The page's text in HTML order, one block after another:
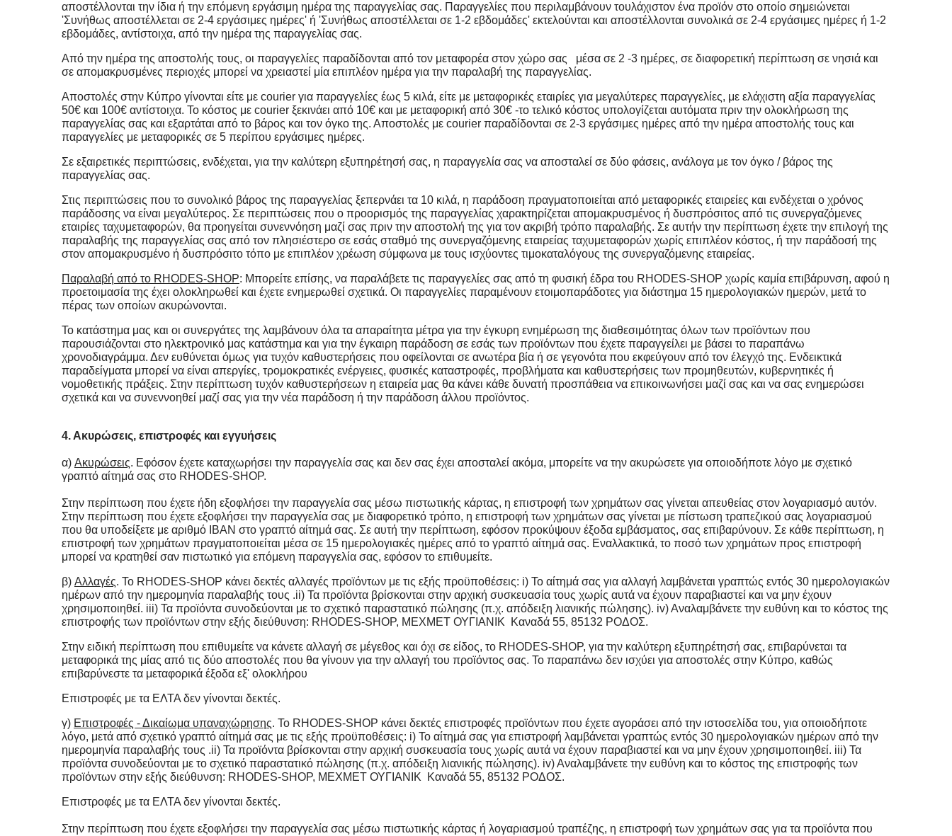
αποστέλλονται την ίδια ή την επόμενη εργάσιμη ημέρα της παραγγελίας σας. Παραγγελίες που περιλαμβάνουν τουλάχιστον ένα προϊόν στο οποίο σημειώνεται
'Συνήθως αποστέλλεται σε 2-4 εργάσιμες ημέρες' ή 'Συνήθως αποστέλλεται σε 1-2 εβδομάδες' εκτελούνται και αποστέλλονται συνολικά σε 2-4 εργάσιμες ημέρες ή 1-2
εβδομάδες, αντίστοιχα, από την ημέρα της παραγγελίας σας.
Από την ημέρα της αποστολής τους, οι παραγγελίες παραδίδονται από τον μεταφορέα στον χώρο σας μέσα σε 2 -3 ημέρες, σε διαφορετική περίπτωση σε νησιά και
σε απομακρυσμένες περιοχές μπορεί να χρειαστεί μία επιπλέον ημέρα για την παραλαβή της παραγγελίας.
Αποστολές στην Κύπρο γίνονται είτε με courier για παραγγελίες έως 5 κιλά, είτε με μεταφορικές εταιρίες για μεγαλύτερες παραγγελίες, με ελάχιστη αξία παραγγελίας
50€ και 100€ αντίστοιχα. Το κόστος με courier ξεκινάει από 10€ και με μεταφορική από 30€ -το τελικό κόστος υπολογίζεται αυτόματα πριν την ολοκλήρωση της
παραγγελίας σας και εξαρτάται από το βάρος και τον όγκο της. Αποστολές με courier παραδίδονται σε 2-3 εργάσιμες ημέρες από την ημέρα αποστολής τους και
παραγγελίες με μεταφορικές σε 5 περίπου εργάσιμες ημέρες.
Σε εξαιρετικές περιπτώσεις, ενδέχεται, για την καλύτερη εξυπηρέτησή σας, η παραγγελία σας να αποσταλεί σε δύο φάσεις, ανάλογα με τον όγκο / βάρος της
παραγγελίας σας.
Στις περιπτώσεις που το συνολικό βάρος της παραγγελίας ξεπερνάει τα 10 κιλά, η παράδοση πραγματοποιείται από μεταφορικές εταιρείες και ενδέχεται ο χρόνος
παράδοσης να είναι μεγαλύτερος. Σε περιπτώσεις που ο προορισμός της παραγγελίας χαρακτηρίζεται απομακρυσμένος ή δυσπρόσιτος από τις συνεργαζόμενες
εταιρίες ταχυμεταφορών, θα προηγείται συνεννόηση μαζί σας πριν την αποστολή της για τον ακριβή τρόπο παραλαβής. Σε αυτήν την περίπτωση έχετε την επιλογή της
παραλαβής της παραγγελίας σας από τον πλησιέστερο σε εσάς σταθμό της συνεργαζόμενης εταιρείας ταχυμεταφορών χωρίς επιπλέον κόστος, ή την παράδοσή της
στον απομακρυσμένο ή δυσπρόσιτο τόπο με επιπλέον χρέωση σύμφωνα με τους ισχύοντες τιμοκαταλόγους της συνεργαζόμενης εταιρείας.
Παραλαβή από το RHODES-SHOP: Μπορείτε επίσης, να παραλάβετε τις παραγγελίες σας από τη φυσική έδρα του RHODES-SHOP χωρίς καμία επιβάρυνση, αφού η
προετοιμασία της έχει ολοκληρωθεί και έχετε ενημερωθεί σχετικά. Οι παραγγελίες παραμένουν ετοιμοπαράδοτες για διάστημα 15 ημερολογιακών ημερών, μετά το
πέρας των οποίων ακυρώνονται.
Το κατάστημα μας και οι συνεργάτες της λαμβάνουν όλα τα απαραίτητα μέτρα για την έγκυρη ενημέρωση της διαθεσιμότητας όλων των προϊόντων που
παρουσιάζονται στο ηλεκτρονικό μας κατάστημα και για την έγκαιρη παράδοση σε εσάς των προϊόντων που έχετε παραγγείλει με βάσει το παραπάνω
χρονοδιαγράμμα. Δεν ευθύνεται όμως για τυχόν καθυστερήσεις που οφείλονται σε ανωτέρα βία ή σε γεγονότα που εκφεύγουν από τον έλεγχό της. Ενδεικτικά
παραδείγματα μπορεί να είναι απεργίες, τρομοκρατικές ενέργειες, φυσικές καταστροφές, προβλήματα και καθυστερήσεις των προμηθευτών, κυβερνητικές ή
νομοθετικής πράξεις. Στην περίπτωση τυχόν καθυστερήσεων η εταιρεία μας θα κάνει κάθε δυνατή προσπάθεια να επικοινωνήσει μαζί σας και να σας ενημερώσει
σχετικά και να συνεννοηθεί μαζί σας για την νέα παράδοση ή την παράδοση άλλου προϊόντος.
4. Ακυρώσεις, επιστροφές και εγγυήσεις
α) Ακυρώσεις. Εφόσον έχετε καταχωρήσει την παραγγελία σας και δεν σας έχει αποσταλεί ακόμα, μπορείτε να την ακυρώσετε για οποιοδήποτε λόγο με σχετικό
γραπτό αίτημά σας στο RHODES-SHOP.
Στην περίπτωση που έχετε ήδη εξοφλήσει την παραγγελία σας μέσω πιστωτικής κάρτας, η επιστροφή των χρημάτων σας γίνεται απευθείας στον λογαριασμό αυτόν.
Στην περίπτωση που έχετε εξοφλήσει την παραγγελία σας με διαφορετικό τρόπο, η επιστροφή των χρημάτων σας γίνεται με πίστωση τραπεζικού σας λογαριασμού
που θα υποδείξετε με αριθμό IBAN στο γραπτό αίτημά σας. Σε αυτή την περίπτωση, εφόσον προκύψουν έξοδα εμβάσματος, σας επιβαρύνουν. Σε κάθε περίπτωση, η
επιστροφή των χρημάτων πραγματοποιείται μέσα σε 15 ημερολογιακές ημέρες από το γραπτό αίτημά σας. Εναλλακτικά, το ποσό των χρημάτων προς επιστροφή
μπορεί να κρατηθεί σαν πιστωτικό για επόμενη παραγγελία σας, εφόσον το επιθυμείτε.
β) Αλλαγές. Το RHODES-SHOP κάνει δεκτές αλλαγές προϊόντων με τις εξής προϋποθέσεις: i) Το αίτημά σας για αλλαγή λαμβάνεται γραπτώς εντός 30 ημερολογιακών
ημέρων από την ημερομηνία παραλαβής τους .ii) Τα προϊόντα βρίσκονται στην αρχική συσκευασία τους χωρίς αυτά να έχουν παραβιαστεί και να μην έχουν
χρησιμοποιηθεί. iii) Τα προϊόντα συνοδεύονται με το σχετικό παραστατικό πώλησης (π.χ. απόδειξη λιανικής πώλησης). iv) Αναλαμβάνετε την ευθύνη και το κόστος της
επιστροφής των προϊόντων στην εξής διεύθυνση: RHODES-SHOP, ΜΕΧΜΕΤ ΟΥΓΙΑΝΙΚ Καναδά 55, 85132 ΡΟΔΟΣ.
Στην ειδική περίπτωση που επιθυμείτε να κάνετε αλλαγή σε μέγεθος και όχι σε είδος, το RHODES-SHOP, για την καλύτερη εξυπηρέτησή σας, επιβαρύνεται τα
μεταφορικά της μίας από τις δύο αποστολές που θα γίνουν για την αλλαγή του προϊόντος σας. Το παραπάνω δεν ισχύει για αποστολές στην Κύπρο, καθώς
επιβαρύνεστε τα μεταφορικά έξοδα εξ' ολοκλήρου
Επιστροφές με τα ΕΛΤΑ δεν γίνονται δεκτές.
γ) Επιστροφές - Δικαίωμα υπαναχώρησης. Το RHODES-SHOP κάνει δεκτές επιστροφές προϊόντων που έχετε αγοράσει από την ιστοσελίδα του, για οποιοδήποτε
λόγο, μετά από σχετικό γραπτό αίτημά σας με τις εξής προϋποθέσεις: i) Το αίτημά σας για επιστροφή λαμβάνεται γραπτώς εντός 30 ημερολογιακών ημέρων από την
ημερομηνία παραλαβής τους .ii) Τα προϊόντα βρίσκονται στην αρχική συσκευασία τους χωρίς αυτά να έχουν παραβιαστεί και να μην έχουν χρησιμοποιηθεί. iii) Τα
προϊόντα συνοδεύονται με το σχετικό παραστατικό πώλησης (π.χ. απόδειξη λιανικής πώλησης). iv) Αναλαμβάνετε την ευθύνη και το κόστος της επιστροφής των
προϊόντων στην εξής διεύθυνση: RHODES-SHOP, ΜΕΧΜΕΤ ΟΥΓΙΑΝΙΚ Καναδά 55, 85132 ΡΟΔΟΣ.
Επιστροφές με τα ΕΛΤΑ δεν γίνονται δεκτές.
Στην περίπτωση που έχετε εξοφλήσει την παραγγελία σας μέσω πιστωτικής κάρτας ή λογαριασμού τραπέζης, η επιστροφή των χρημάτων σας για τα προϊόντα που